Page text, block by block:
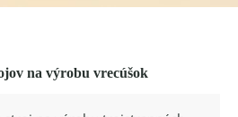
na výrobu vrecúšok